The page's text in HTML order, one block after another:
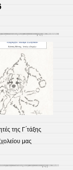
της Γ ́τάξης
μας